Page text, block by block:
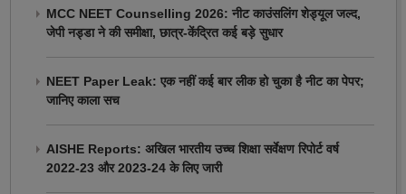
MCC NEET Counselling 2026: नीट काउंसलिंग शेड्यूल जल्द,
जेपी नड्डा ने की समीक्षा, छात्र-केंद्रित कई बड़े सुधार
NEET Paper Leak: एक नहीं कई बार लीक हो चुका है नीट का पेपर;
जानिए काला सच
AISHE Reports: अखिल भारतीय उच्च शिक्षा सर्वेक्षण रिपोर्ट वर्ष
2022-23 और 2023-24 के लिए जारी